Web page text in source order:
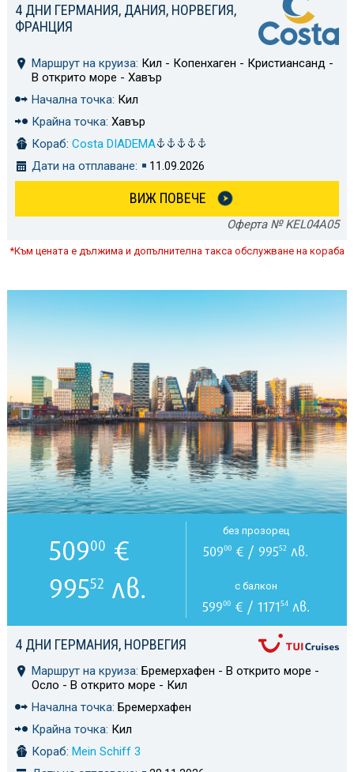
4 ДНИ ГЕРМАНИЯ, ДАНИЯ, НОРВЕГИЯ,
ФРАНЦИЯ
Маршрут на круиза: Кил - Копенхаген - Кристиансанд -
В открито море - Хавър
Начална точка: Кил
Крайна точка: Хавър
Кораб: Costa DIADEMA
Дати на отплаване:
11.09.2026
ВИЖ ПОВЕЧЕ
Оферта № KEL04A05
*Към цената е дължима и допълнителна такса обслужване на кораба
4 ДНИ ГЕРМАНИЯ, НОРВЕГИЯ
Маршрут на круиза: Бремерхафен - В открито море -
Осло - В открито море - Кил
Начална точка: Бремерхафен
Крайна точка: Кил
Кораб: Mein Schiff 3
50900 €
99552 лв.
без прозорец
50900 € / 99552 лв.
с балкон
59900€ / 117154лв.